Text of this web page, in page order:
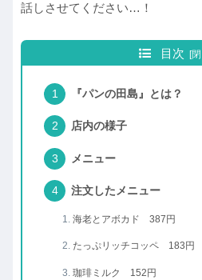
話しさせてください…！
目次
『パンの田島』とは？
店内の様子
メニュー
注文したメニュー
海老とアボカド 387円
たっぷリッチコッペ 183円
珈琲ミルク 152円